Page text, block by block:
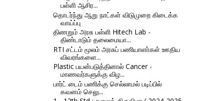
பள்ளி ஆசிர...
தொடர்ந்து ஆறு நாட்கள் விடுமுறை கிடைக்க
வாய்ப்பு
திணறும் அரசு பள்ளி Hitech Lab -
திண்டாடும் தலைமையா...
RTI சட்டம் மூலம் அரசுப் பணியாளா்கள் ஊதிய
விவரங்களை...
Plastic பயன்படுத்தினால் Cancer -
மாணவர்களுக்கு விழ...
பார்ட் டைம் பணிக்கு செல்லாமல் படிப்பில்
கவனம் செலு...